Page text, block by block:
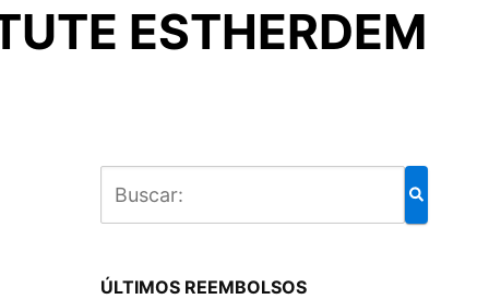
ESTHERDEM
ÚLTIMOS REEMBOLSOS